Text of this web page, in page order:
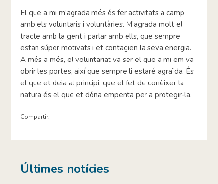
El que a mi m’agrada més és fer activitats a camp
amb els voluntaris i voluntàries. M’agrada molt el
tracte amb la gent i parlar amb ells, que sempre
estan súper motivats i et contagien la seva energia.
A més a més, el voluntariat va ser el que a mi em va
obrir les portes, així que sempre li estaré agraïda. És
el que et deia al principi, que el fet de conèixer la
natura és el que et dóna empenta per a protegir-la.
Compartir:
Últimes notícies